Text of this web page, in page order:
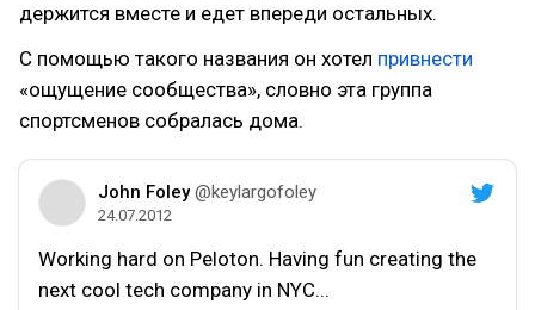
держится вместе и едет впереди остальных.
С помощью такого названия он хотел привнести
«ощущение сообщества», словно эта группа
спортсменов собралась дома.
John Foley @keylargofoley
24.07.2012
Working hard on Peloton. Having fun creating the
next cool tech company in NYC...